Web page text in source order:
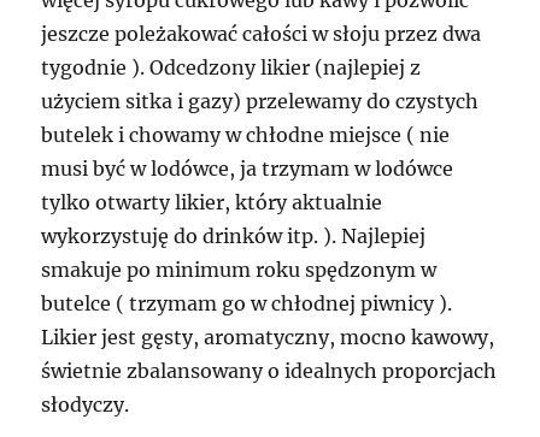
jeszcze poleżakować całości w słoju przez dwa
tygodnie ). Odcedzony likier (najlepiej z
użyciem sitka i gazy) przelewamy do czystych
butelek i chowamy w chłodne miejsce ( nie
musi być w lodówce, ja trzymam w lodówce
tylko otwarty likier, który aktualnie
wykorzystuję do drinków itp. ). Najlepiej
smakuje po minimum roku spędzonym w
butelce ( trzymam go w chłodnej piwnicy ).
Likier jest gęsty, aromatyczny, mocno kawowy,
świetnie zbalansowany o idealnych proporcjach
słodyczy.